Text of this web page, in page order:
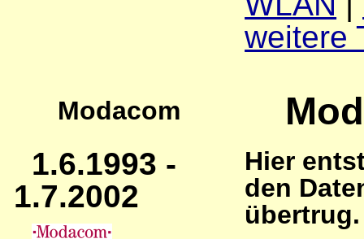
weitere
Modacom
1.6.1993 -
1.7.2002
Hier
den
übertrug.